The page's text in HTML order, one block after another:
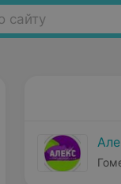
сайту